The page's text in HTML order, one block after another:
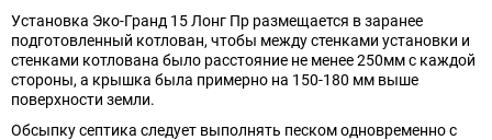
Установка Эко-Гранд 15 Лонг Пр размещается в заранее
подготовленный котлован, чтобы между стенками установки и
стенками котлована было расстояние не менее 250мм с каждой
стороны, а крышка была примерно на 150-180 мм выше
поверхности земли.
Обсыпку септика следует выполнять песком одновременно с